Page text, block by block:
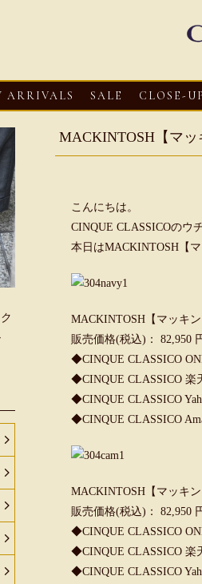
ARRIVALS SALE CLOSE-UP
MACKINTOSH【マッ
こんにちは。
CINQUE CLASSICOのウ
本日はMACKINTOSH【
MACKINTOSH【マッキ
販売価格(税込)： 82,950
◆CINQUE CLASSICO
◆CINQUE CLASSICO 楽
◆CINQUE CLASSICO
◆CINQUE CLASSICO
MACKINTOSH【マッキ
販売価格(税込)： 82,950
◆CINQUE CLASSICO
◆CINQUE CLASSICO 楽
◆CINQUE CLASSICO
Mario Doni【マリオ ドーニ】オ
ープントゥミュール レザーサン ャー